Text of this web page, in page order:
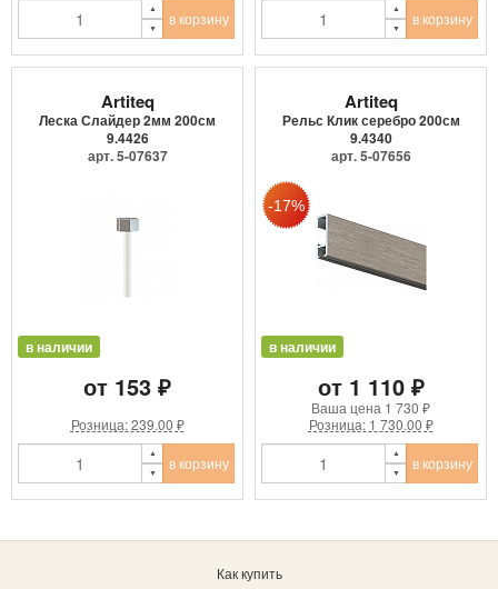
в корзину в корзину
Artiteq
Леска Слайдер 2мм 200см
9.4426
арт. 5-07637
в наличии
от 153 ₽
Розница: 239.00 ₽
в корзину
Artiteq
Рельс Клик серебро 200см
9.4340
арт. 5-07656
в наличии
от 1 110 ₽
Ваша цена 1 730 ₽
Розница: 1 730.00 ₽
в корзину
Как купить